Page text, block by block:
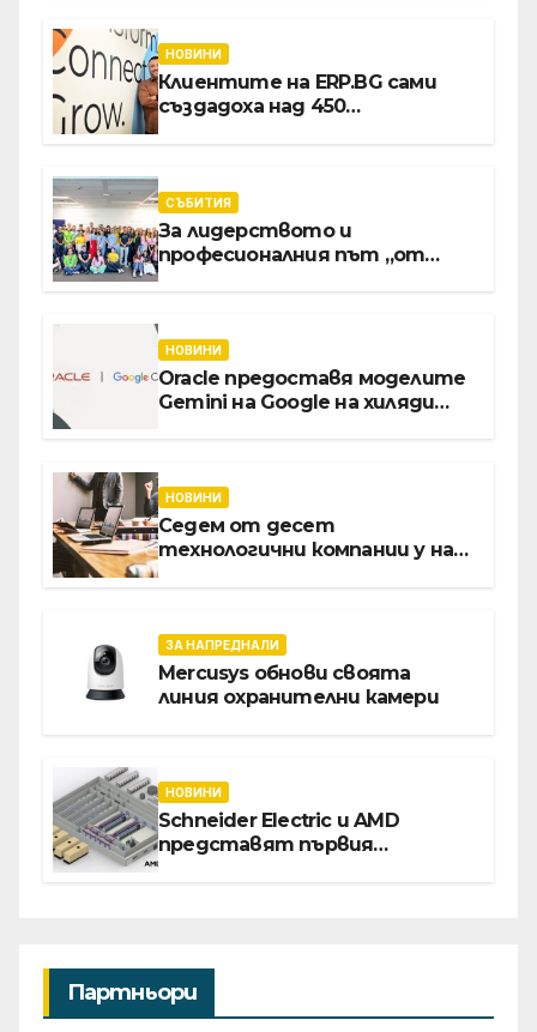
НОВИНИ
Клиентите на ERP.BG сами
създадоха над 450
интелект
СЪБИТИЯ
За лидерството и
професионалния път „от
директор Асен Великов
НОВИНИ
Oracle предоставя моделите
Gemini на Google на хиляди
НОВИНИ
Седем от десет
технологични компании у нас
ЗА НАПРЕДНАЛИ
Mercusys обнови своята
линия охранителни камери
НОВИНИ
Schneider Electric и AMD
представят първия
Партньори